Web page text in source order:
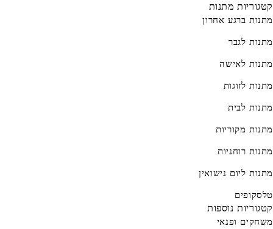
קטגוריות מתנות
מתנות ברגע אחרון
מתנות לגבר
מתנות לאישה
מתנות לזוגות
מתנות לבית
מתנות מקוריות
מתנות רוחניות
מתנות ליום נישואין
טלסקופים
קטגוריות נוספות
משחקים ופנאי